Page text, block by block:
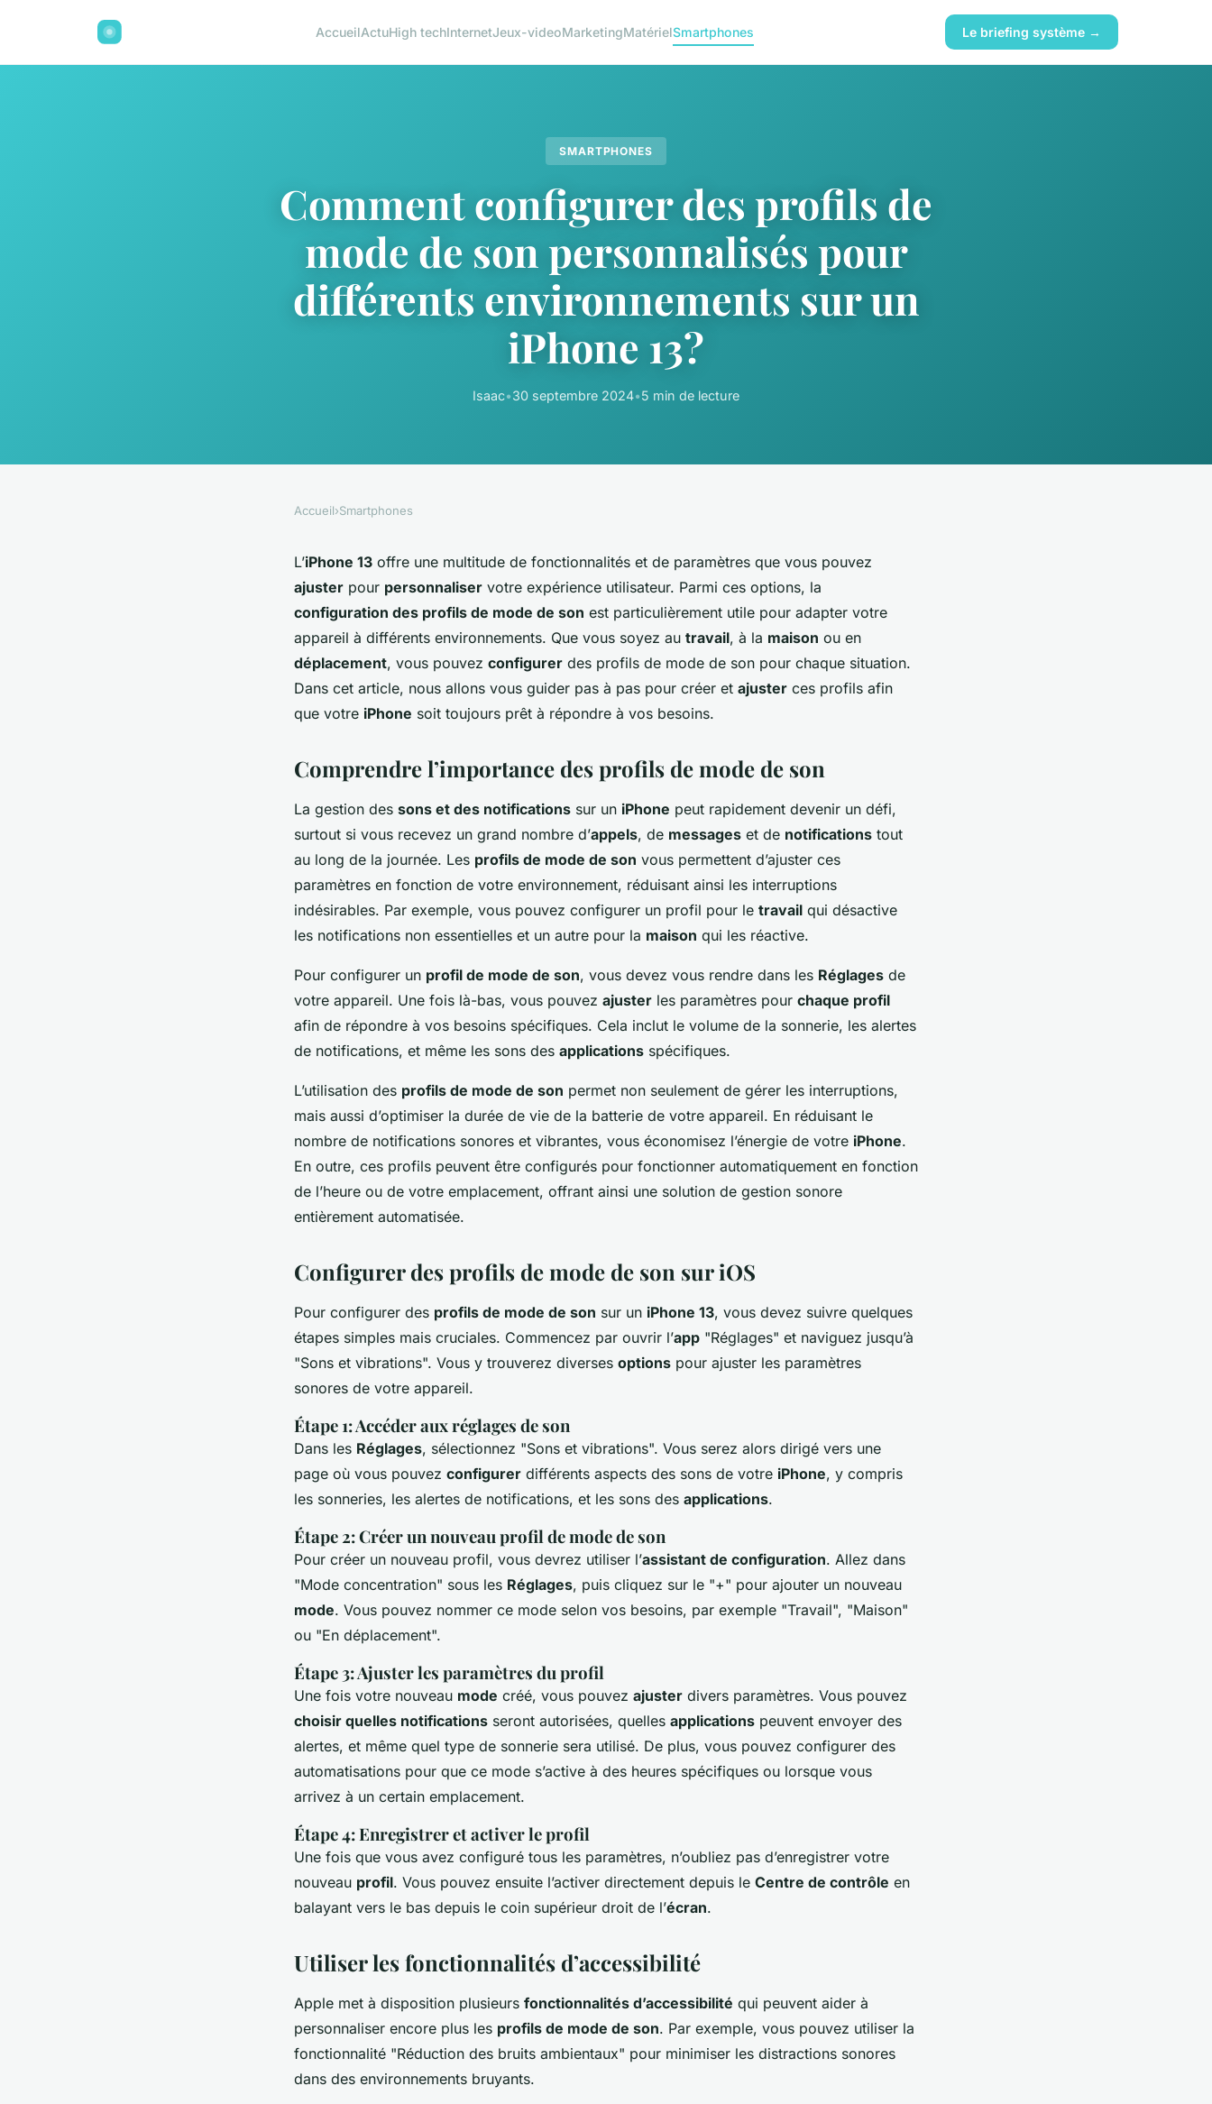
AccueilActuHigh techInternetJeux-videoMarketingMatérielSmartphones Le briefing système →
SMARTPHONES
Comment configurer des profils de
mode de son personnalisés pour
différents environnements sur un
iPhone 13?
Isaac•30 septembre 2024•5 min de lecture
Accueil›Smartphones
L’iPhone 13 offre une multitude de fonctionnalités et de paramètres que vous pouvez
ajuster pour personnaliser votre expérience utilisateur. Parmi ces options, la
configuration des profils de mode de son est particulièrement utile pour adapter votre
appareil à différents environnements. Que vous soyez au travail, à la maison ou en
déplacement, vous pouvez configurer des profils de mode de son pour chaque situation.
Dans cet article, nous allons vous guider pas à pas pour créer et ajuster ces profils afin
que votre iPhone soit toujours prêt à répondre à vos besoins.
Comprendre l’importance des profils de mode de son
La gestion des sons et des notifications sur un iPhone peut rapidement devenir un défi,
surtout si vous recevez un grand nombre d’appels, de messages et de notifications tout
au long de la journée. Les profils de mode de son vous permettent d’ajuster ces
paramètres en fonction de votre environnement, réduisant ainsi les interruptions
indésirables. Par exemple, vous pouvez configurer un profil pour le travail qui désactive
les notifications non essentielles et un autre pour la maison qui les réactive.
Pour configurer un profil de mode de son, vous devez vous rendre dans les Réglages de
votre appareil. Une fois là-bas, vous pouvez ajuster les paramètres pour chaque profil
afin de répondre à vos besoins spécifiques. Cela inclut le volume de la sonnerie, les alertes
de notifications, et même les sons des applications spécifiques.
L’utilisation des profils de mode de son permet non seulement de gérer les interruptions,
mais aussi d’optimiser la durée de vie de la batterie de votre appareil. En réduisant le
nombre de notifications sonores et vibrantes, vous économisez l’énergie de votre iPhone.
En outre, ces profils peuvent être configurés pour fonctionner automatiquement en fonction
de l’heure ou de votre emplacement, offrant ainsi une solution de gestion sonore
entièrement automatisée.
Configurer des profils de mode de son sur iOS
Pour configurer des profils de mode de son sur un iPhone 13, vous devez suivre quelques
étapes simples mais cruciales. Commencez par ouvrir l’app "Réglages" et naviguez jusqu’à
"Sons et vibrations". Vous y trouverez diverses options pour ajuster les paramètres
sonores de votre appareil.
Étape 1: Accéder aux réglages de son
Dans les Réglages, sélectionnez "Sons et vibrations". Vous serez alors dirigé vers une
page où vous pouvez configurer différents aspects des sons de votre iPhone, y compris
les sonneries, les alertes de notifications, et les sons des applications.
Étape 2: Créer un nouveau profil de mode de son
Pour créer un nouveau profil, vous devrez utiliser l’assistant de configuration. Allez dans
"Mode concentration" sous les Réglages, puis cliquez sur le "+" pour ajouter un nouveau
mode. Vous pouvez nommer ce mode selon vos besoins, par exemple "Travail", "Maison"
ou "En déplacement".
Étape 3: Ajuster les paramètres du profil
Une fois votre nouveau mode créé, vous pouvez ajuster divers paramètres. Vous pouvez
choisir quelles notifications seront autorisées, quelles applications peuvent envoyer des
alertes, et même quel type de sonnerie sera utilisé. De plus, vous pouvez configurer des
automatisations pour que ce mode s’active à des heures spécifiques ou lorsque vous
arrivez à un certain emplacement.
Étape 4: Enregistrer et activer le profil
Une fois que vous avez configuré tous les paramètres, n’oubliez pas d’enregistrer votre
nouveau profil. Vous pouvez ensuite l’activer directement depuis le Centre de contrôle en
balayant vers le bas depuis le coin supérieur droit de l’écran.
Utiliser les fonctionnalités d’accessibilité
Apple met à disposition plusieurs fonctionnalités d’accessibilité qui peuvent aider à
personnaliser encore plus les profils de mode de son. Par exemple, vous pouvez utiliser la
fonctionnalité "Réduction des bruits ambientaux" pour minimiser les distractions sonores
dans des environnements bruyants.